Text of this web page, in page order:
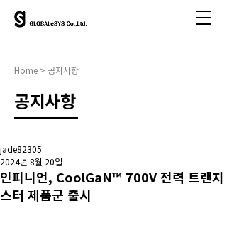
인피니언, CoolGaN™ 700V 전력 트랜지
스터 제품군 출시
jade82305
2024년 8월 20일
Home > 공지사항
​공지사항